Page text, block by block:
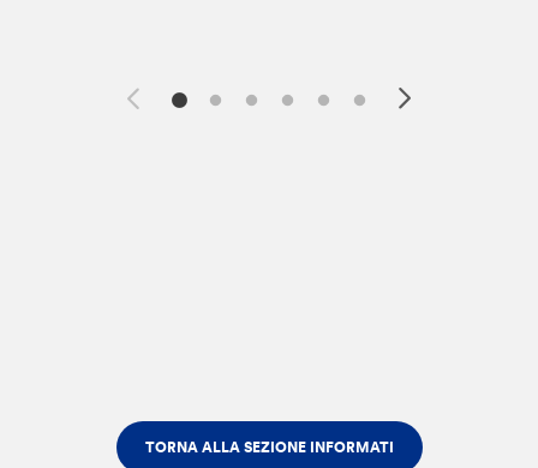
TORNA ALLA SEZIONE INFORMATI